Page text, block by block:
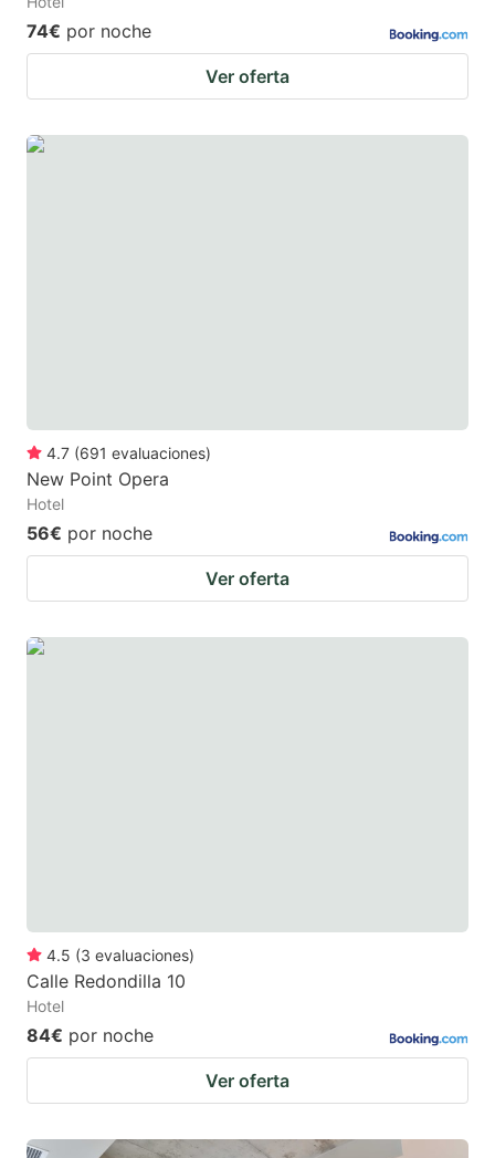
74€ por noche
Ver oferta
4.7 (691 evaluaciones)
New Point Opera
Hotel
56€ por noche
Ver oferta
4.5 (3 evaluaciones)
Calle Redondilla 10
Hotel
84€ por noche
Ver oferta